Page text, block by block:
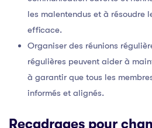
les malentendus et à résoudre
efficace.
Organiser des réunions
régulières peuvent aider à
à garantir que tous les
informés et alignés.
Recadrages pour